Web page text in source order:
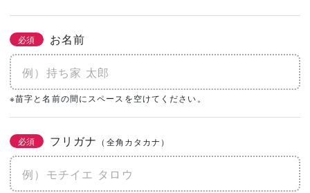
必須 お名前
※苗字と名前の間にスペースを空けてください。
必須 フリガナ （全角カタカナ）